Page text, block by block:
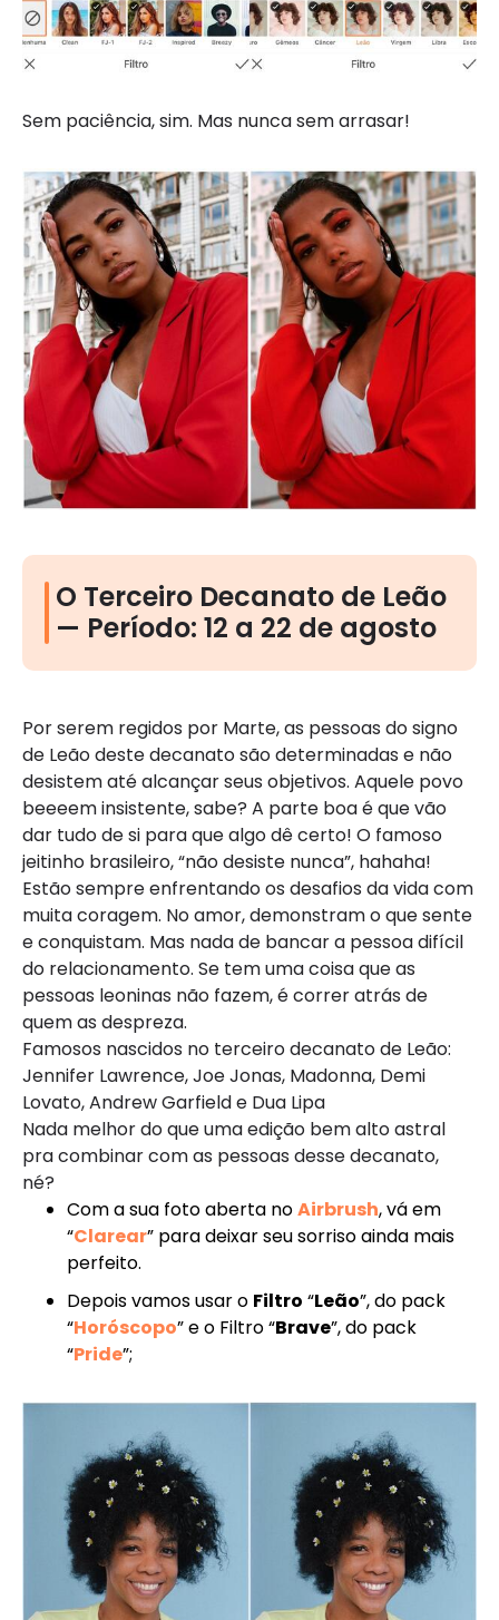
Sem paciência, sim. Mas nunca sem arrasar!
O Terceiro Decanato de Leão
— Período: 12 a 22 de agosto
Por serem regidos por Marte, as pessoas do signo
de Leão deste decanato são determinadas e não
desistem até alcançar seus objetivos. Aquele povo
beeeem insistente, sabe? A parte boa é que vão
dar tudo de si para que algo dê certo! O famoso
jeitinho brasileiro, “não desiste nunca”, hahaha!
Estão sempre enfrentando os desafios da vida com
muita coragem. No amor, demonstram o que sente
e conquistam. Mas nada de bancar a pessoa difícil
do relacionamento. Se tem uma coisa que as
pessoas leoninas não fazem, é correr atrás de
quem as despreza.
Famosos nascidos no terceiro decanato de Leão:
Jennifer Lawrence, Joe Jonas, Madonna, Demi
Lovato, Andrew Garfield e Dua Lipa
Nada melhor do que uma edição bem alto astral
pra combinar com as pessoas desse decanato,
né?
Com a sua foto aberta noAirbrush, vá em
“Clarear” para deixar seu sorriso ainda mais
perfeito.
Depois vamos usar o Filtro “Leão”, do pack
“Horóscopo” e o Filtro “Brave”, do pack
“Pride”;